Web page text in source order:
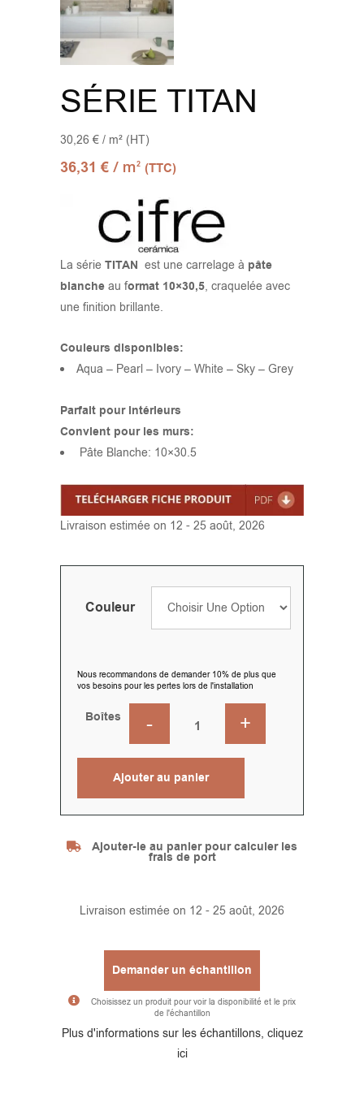
SÉRIE TITAN
30,26 € / m² (HT)
36,31€ / m2 (TTC)
La série TITAN est une carrelage à pâte
blanche au format 10×30,5, craquelée avec
une finition brillante.
Couleurs disponibles:
Aqua – Pearl – Ivory – White – Sky – Grey
Parfait pour intérieurs
Convient pour les murs:
Pâte Blanche: 10×30.5
Livraison estimée on 12 - 25 août, 2026
Couleur
Nous recommandons de demander 10% de plus que
vos besoins pour les pertes lors de l'installation
Boîtes
Ajouter au panier
Ajouter-le au panier pour calculer les
frais de port
Livraison estimée on 12 - 25 août, 2026
Demander un échantillon
Choisissez un produit pour voir la disponibilité et le prix
de l'échantillon
Alternative:
Plus d'informations sur les échantillons, cliquez
ici